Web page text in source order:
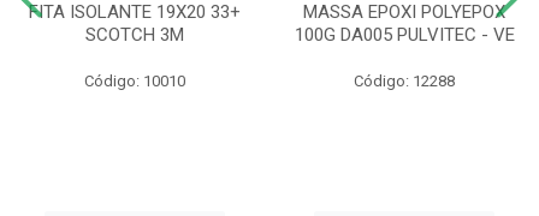
FITA ISOLANTE 19X20 33+
SCOTCH 3M
Código: 10010
MASSA EPOXI POLYEPOX
100G DA005 PULVITEC - VE
Código: 12288